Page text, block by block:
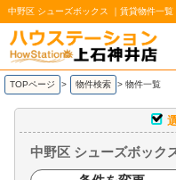
中野区 シューズボックス ｜賃貸物件一
TOPページ > 物件検索 > 物件一覧
中野区 シューズボック